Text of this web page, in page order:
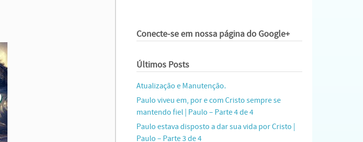
Conecte-se em nossa página do Google+
Últimos Posts
Atualização e Manutenção.
Paulo viveu em, por e com Cristo sempre se
mantendo fiel | Paulo – Parte 4 de 4
Paulo estava disposto a dar sua vida por Cristo |
Paulo – Parte 3 de 4